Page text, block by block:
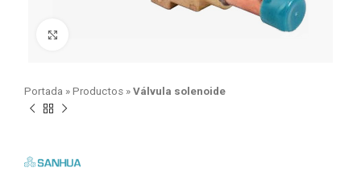
Portada » Productos » Válvula solenoide